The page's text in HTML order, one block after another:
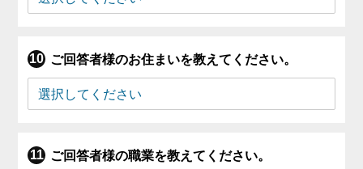
ご回答者様のお住まいを教えてください。
ご回答者様の職業を教えてください。